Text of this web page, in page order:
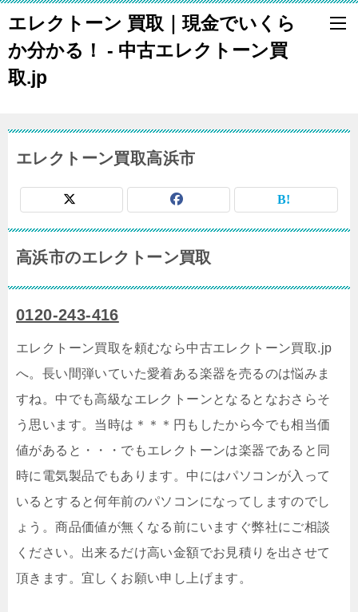
エレクトーン 買取｜現金でいくら
か分かる！ - 中古エレクトーン買
取.jp
エレクトーン買取高浜市
高浜市のエレクトーン買取
0120-243-416
エレクトーン買取を頼むなら中古エレクトーン買取.jp
へ。長い間弾いていた愛着ある楽器を売るのは悩みま
すね。中でも高級なエレクトーンとなるとなおさらそ
う思います。当時は＊＊＊円もしたから今でも相当価
値があると・・・でもエレクトーンは楽器であると同
時に電気製品でもあります。中にはパソコンが入って
いるとすると何年前のパソコンになってしますのでし
ょう。商品価値が無くなる前にいますぐ弊社にご相談
ください。出来るだけ高い金額でお見積りを出させて
頂きます。宜しくお願い申し上げます。